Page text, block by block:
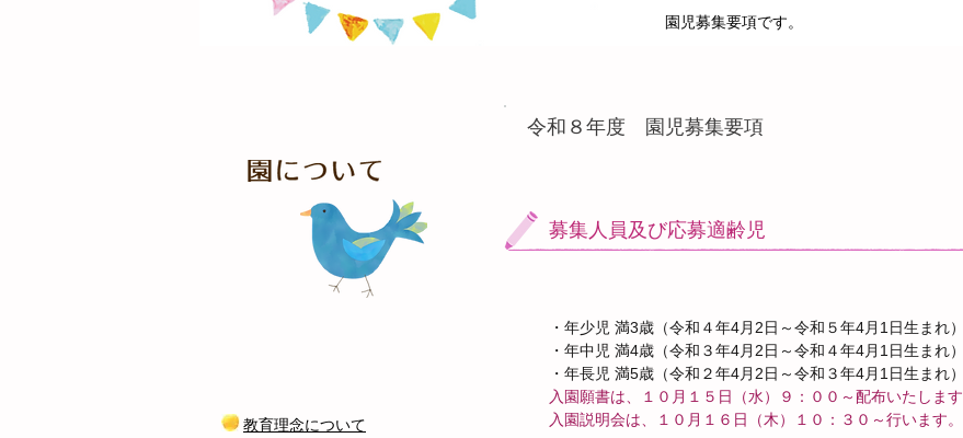
園児募集要項です。
令和８年度 園児募集要項
募集人員及び応募適齢児
教育理念について
・年少児 満3歳（令和４年4月2日～令和５年4月1日生まれ）
・年中児 満4歳（令和３年4月2日～令和４年4月1日生まれ）
・年長児 満5歳（令和２年4月2日～令和３年4月1日生まれ）
​入園願書は、１０月１５日（水）９：００～配布いたします
入園説明会は、１０月１６日（木）１０：３０～行います。